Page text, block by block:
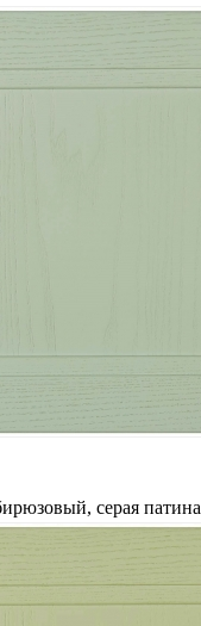
серая патина